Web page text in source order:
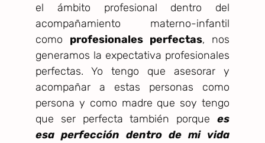
el ámbito profesional dentro del
acompañamiento materno-infantil
como profesionales perfectas, nos
generamos la expectativa profesionales
perfectas. Yo tengo que asesorar y
acompañar a estas personas como
persona y como madre que soy tengo
que ser perfecta también porque es
esa perfección dentro de mi vida